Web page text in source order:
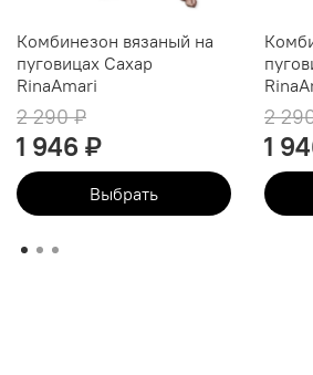
Комбинезон вязаный на
пуговицах Cахар
RinaAmari
2 290 ₽
1 946 ₽
Выбрать
2
1